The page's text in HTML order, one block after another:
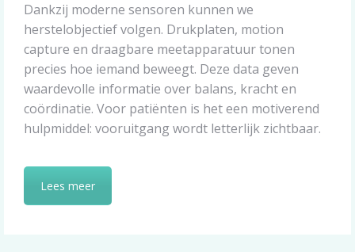
Dankzij moderne sensoren kunnen we
herstelobjectief volgen. Drukplaten, motion
capture en draagbare meetapparatuur tonen
precies hoe iemand beweegt. Deze data geven
waardevolle informatie over balans, kracht en
coördinatie. Voor patiënten is het een motiverend
hulpmiddel: vooruitgang wordt letterlijk zichtbaar.
Lees meer